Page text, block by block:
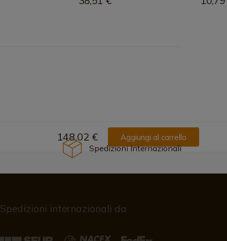
148,02 € Aggiungi al carrello
Spedizioni Internazionali
Spedizioni internazionali da